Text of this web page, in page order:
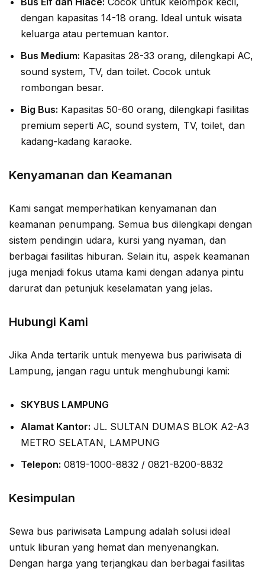
dengan kapasitas 14-18 orang. Ideal untuk wisata
keluarga atau pertemuan kantor.
Bus Medium: Kapasitas 28-33 orang, dilengkapi AC,
sound system, TV, dan toilet. Cocok untuk
rombongan besar.
Big Bus: Kapasitas 50-60 orang, dilengkapi fasilitas
premium seperti AC, sound system, TV, toilet, dan
kadang-kadang karaoke.
Kenyamanan dan Keamanan
Kami sangat memperhatikan kenyamanan dan
keamanan penumpang. Semua bus dilengkapi dengan
sistem pendingin udara, kursi yang nyaman, dan
berbagai fasilitas hiburan. Selain itu, aspek keamanan
juga menjadi fokus utama kami dengan adanya pintu
darurat dan petunjuk keselamatan yang jelas.
Hubungi Kami
Jika Anda tertarik untuk menyewa bus pariwisata di
Lampung, jangan ragu untuk menghubungi kami:
SKYBUS LAMPUNG
Alamat Kantor: JL. SULTAN DUMAS BLOK A2-A3
METRO SELATAN, LAMPUNG
Telepon: 0819-1000-8832 / 0821-8200-8832
Kesimpulan
Sewa bus pariwisata Lampung adalah solusi ideal
untuk liburan yang hemat dan menyenangkan.
Dengan harga yang terjangkau dan berbagai fasilitas